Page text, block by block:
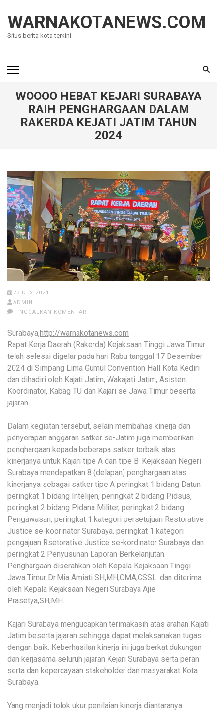
konten
(Tekan
WARNAKOTANEWS.COM
Situs berita kota terkini
WOOOO HEBAT KEJARI SURABAYA
RAIH PENGHARGAAN DALAM
RAKERDA KEJATI JATIM TAHUN
2024
23 DES 2024
ADMIN
TINGGALKAN KOMENTAR
Surabaya,http://warnakotanews.com
Rapat Kerja Daerah (Rakerda) Kejaksaan Tinggi Jawa Timur
telah selesai digelar pada hari Rabu tanggal 17 Desember
2024 di Simpang Lima Gumul Convention Hall Kota Kediri
dan dihadiri oleh Kajati Jatim, Wakajati Jatim, Asisten,
Koordinator, Kabag TU dan Kajari se Jawa Timur beserta
jajaran.
Dalam kegiatan tersebut, selain membahas kinerja dan
penyerapan anggaran satker se-Jatim juga memberikan
penghargaan kepada beberapa satker terbaik atas
kinerjanya untuk Kajari tipe A dan tipe B. Kejaksaan Negeri
Surabaya mendapatkan 8 (delapan) penghargaan atas
kinerjanya sebagai satker tipe A peringkat 1 bidang Datun,
peringkat 1 bidang Intelijen, peringkat 2 bidang Pidsus,
peringkat 2 bidang Pidana Militer, peringkat 2 bidang
Pengawasan, peringkat 1 kategori persetujuan Restorative
Justice se-koorinator Surabaya, peringkat 1 kategori
pengajuan Rsetorative Justice se-kordinator Surabaya dan
peringkat 2 Penyusunan Laporan Berkelanjutan.
Penghargaan diserahkan oleh Kepala Kejaksaan Tinggi
Jawa Timur Dr.Mia Amiati SH,MH,CMA,CSSL. dan diterima
oleh Kepala Kejaksaan Negeri Surabaya Ajie
Prasetya,SH,MH.
Kajari Surabaya mengucapkan terimakasih atas arahan Kajati
Jatim beserta jajaran sehingga dapat melaksanakan tugas
dengan baik. Keberhasilan kinerja ini juga berkat dukungan
dan kerjasama seluruh jajaran Kejari Surabaya serta peran
serta dan kepercayaan stakeholder dan masyarakat Kota
Surabaya.
Yang menjadi tolok ukur penilaian kinerja diantaranya